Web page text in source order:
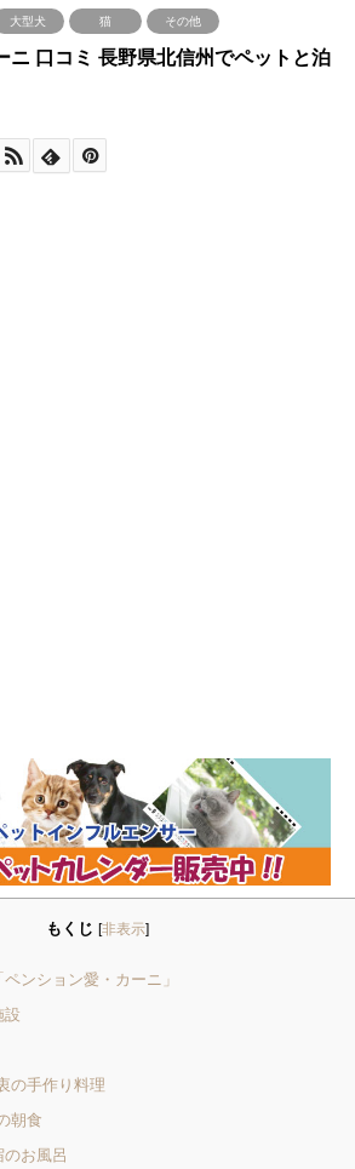
大型犬 猫 その他
ニ 口コミ 長野県北信州でペットと泊
もくじ [非表示]
ンション愛・カーニ」
設
の手作り料理
朝食
お風呂